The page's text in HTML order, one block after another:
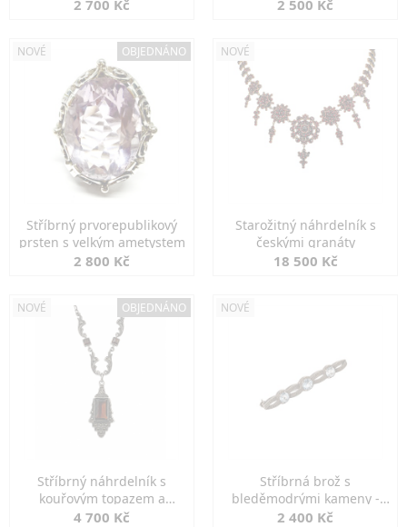
2 700 Kč 2 500 Kč
NOVÉ OBJEDNÁNO
Stříbrný prvorepublikový
prsten s velkým ametystem
2 800 Kč
NOVÉ
Starožitný náhrdelník s
českými granáty
18 500 Kč
NOVÉ OBJEDNÁNO
Stříbrný náhrdelník s
kouřovým topazem a
markazity
4 700 Kč
NOVÉ
Stříbrná brož s
bleděmodrými kameny -
jemná elegance
2 400 Kč